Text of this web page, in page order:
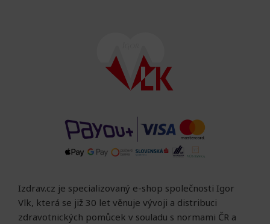
Izdrav.cz je specializovaný e-shop společnosti Igor
Vlk, která se již 30 let věnuje vývoji a distribuci
zdravotnických pomůcek v souladu s normami ČR a